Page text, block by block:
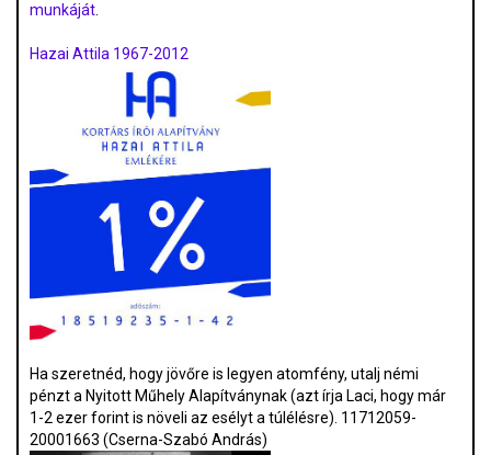
munkáját.
Hazai Attila 1967-2012
Ha szeretnéd, hogy jövőre is legyen atomfény, utalj némi
pénzt a Nyitott Műhely Alapítványnak (azt írja Laci, hogy már
1-2 ezer forint is növeli az esélyt a túlélésre). 11712059-
20001663 (Cserna-Szabó András)